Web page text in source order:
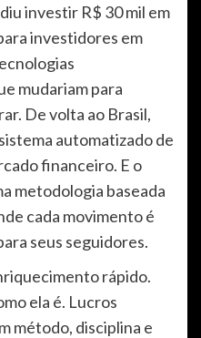
investir R$ 30 mil em
investidores em
mudariam para
De volta ao Brasil,
automatizado de
financeiro. E o
metodologia baseada
cada movimento é
seus seguidores.
rápido.
ela é. Lucros
método, disciplina e